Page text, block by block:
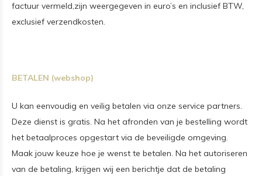
factuur vermeld,zijn weergegeven in euro’s en inclusief BTW,
exclusief verzendkosten.
BETALEN (webshop)
U kan eenvoudig en veilig betalen via onze service partners.
Deze dienst is gratis. Na het afronden van je bestelling wordt
het betaalproces opgestart via de beveiligde omgeving.
Maak jouw keuze hoe je wenst te betalen. Na het autoriseren
van de betaling, krijgen wij een berichtje dat de betaling